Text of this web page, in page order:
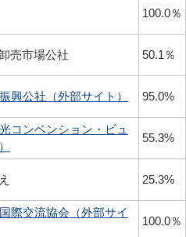
100.0％
売市場公社 50.1％
興公社（外部サイト） 95.0%
コンベンション・ビュ
55.3%
25.3%
際交流協会（外部サイ
100.0％